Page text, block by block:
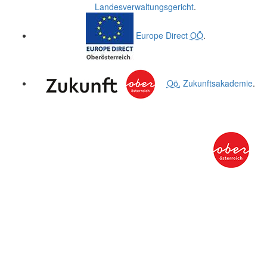
Landesverwaltungsgericht.
Europe Direct OÖ.
Oö. Zukunftsakademie.